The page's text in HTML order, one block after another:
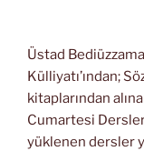
Üstad
Külliyatı’ından;
kitaplarından
Cumartesi Dersleri
yüklenen dersler